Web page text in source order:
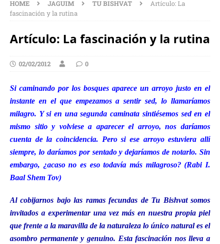
HOME JAGUIM TU BISHVAT
Artículo: La
fascinación y la rutina
Artículo: La fascinación y la rutina
02/02/2012 0
Si caminando por los bosques aparece un arroyo justo en el
instante en el que empezamos a sentir sed, lo llamaríamos
milagro. Y si en una segunda caminata sintiésemos sed en el
mismo sitio y volviese a aparecer el arroyo, nos daríamos
cuenta de la coincidencia. Pero si ese arroyo estuviera allí
siempre, lo daríamos por sentado y dejaríamos de notarlo. Sin
embargo, ¿acaso no es eso todavía más milagroso? (Rabi I.
Baal Shem Tov)
Al cobijarnos bajo las ramas fecundas de Tu Bishvat somos
invitados a experimentar una vez más en nuestra propia piel
que frente a la maravilla de la naturaleza lo único natural es el
asombro permanente y genuino. Esta fascinación nos lleva a